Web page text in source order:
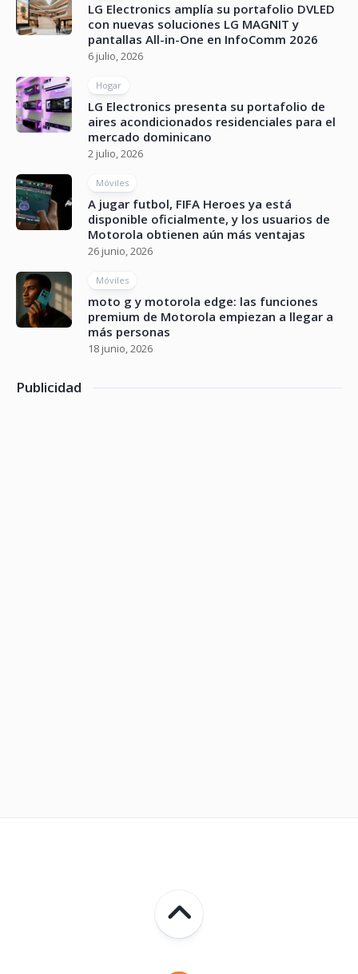
LG Electronics amplía su portafolio DVLED
con nuevas soluciones LG MAGNIT y
pantallas All-in-One en InfoComm 2026
6 julio, 2026
Hogar
LG Electronics presenta su portafolio de
aires acondicionados residenciales para el
mercado dominicano
2 julio, 2026
Móviles
A jugar futbol, FIFA Heroes ya está
disponible oficialmente, y los usuarios de
Motorola obtienen aún más ventajas
26 junio, 2026
Móviles
moto g y motorola edge: las funciones
premium de Motorola empiezan a llegar a
más personas
18 junio, 2026
Publicidad